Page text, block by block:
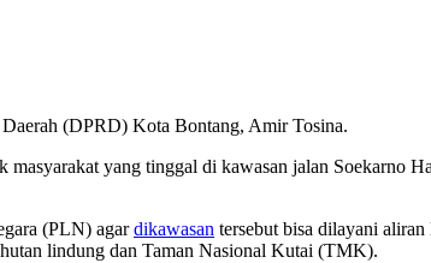
(DPRD) Kota Bontang, Amir Tosina.
masyarakat yang tinggal di kawasan jalan
(PLN) agardikawasan tersebut bisa dilayani
lindung dan Taman Nasional Kutai (TMK).